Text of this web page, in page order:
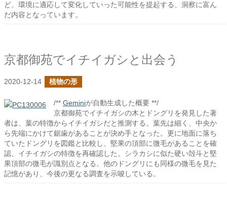
ど、環境に適応して変化していった可能性を提起する、洞察に富ん
だ内容となっています。
京都御苑でイチイガシと出会う
2020-12-14 植物の形
/** Geminiが自動生成した概要 **/
京都御苑でイチイガシの木とドングリを発見した著
者は、葉の特徴からイチイガシだと推測する。葉先は細く、中央か
ら先端にかけて鋸歯があることが決め手となった。更に地面に落ち
ていたドングリを図鑑と比較し、堅果の頂部に微毛があることを確
認、イチイガシの特徴を再確認した。シラカシに似た硬い殻斗と堅
果頂部の微毛が識別点となる。他のドングリにも同様の微毛を見た
記憶があり、今後の更なる調査を示唆している。